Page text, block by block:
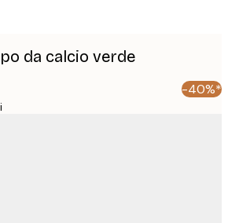
da calcio verde
-40%*